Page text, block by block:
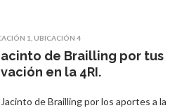
1 UBICACIÓN 4
de Brailling por tus
en la 4RI.
de Brailling por los aportes a la